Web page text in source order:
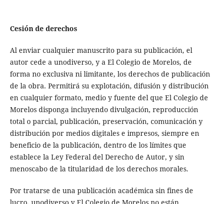
Cesión de derechos
Al enviar cualquier manuscrito para su publicación, el
autor cede a unodiverso, y a El Colegio de Morelos, de
forma no exclusiva ni limitante, los derechos de publicación
de la obra. Permitirá su explotación, difusión y distribución
en cualquier formato, medio y fuente del que El Colegio de
Morelos disponga incluyendo divulgación, reproducción
total o parcial, publicación, preservación, comunicación y
distribución por medios digitales e impresos, siempre en
beneficio de la publicación, dentro de los límites que
establece la Ley Federal del Derecho de Autor, y sin
menoscabo de la titularidad de los derechos morales.
Por tratarse de una publicación académica sin fines de